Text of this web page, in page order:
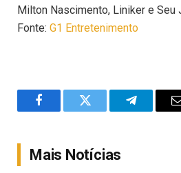
Milton Nascimento, Liniker e Seu
Fonte: G1 Entretenimento
FacebookTwitter Telegram
Mais Notícias